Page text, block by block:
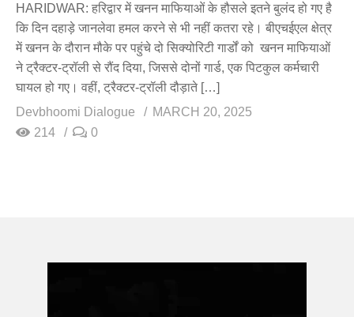
HARIDWAR: हरिद्वार में खनन माफियाओं के हौसले इतने बुलंद हो गए है
कि दिन दहाड़े जानलेवा हमल करने से भी नहीं कतरा रहे। बीएचईएल क्षेत्र
में खनन के दौरान मौके पर पहुंचे दो सिक्योरिटी गार्डों को खनन माफियाओं
ने ट्रैक्टर-ट्रॉली से रौंद दिया, जिससे दोनों गार्ड, एक पिटकुल कर्मचारी
घायल हो गए। वहीं, ट्रैक्टर-ट्रॉली दौड़ाते […]
Devbhoomi Dialogue
MARCH 20, 2025
214
0